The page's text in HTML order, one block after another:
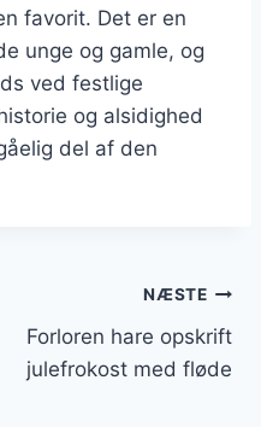
favorit. Det er en
unge og gamle, og
ved festlige
og alsidighed
del af den
NÆSTE
Forloren hare opskrift
julefrokost med fløde